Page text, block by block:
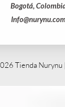
Bogotá,
Tienda Nurynu